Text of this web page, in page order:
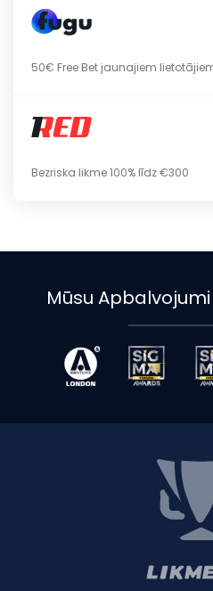
50€ Free Bet jaunajiem
Bezriska likme 100% līdz €300
Mūsu